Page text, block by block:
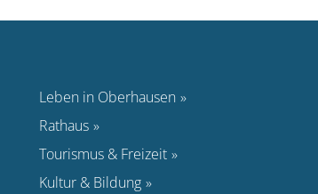
Leben in Oberhausen
Rathaus
Tourismus & Freizeit
Kultur & Bildung